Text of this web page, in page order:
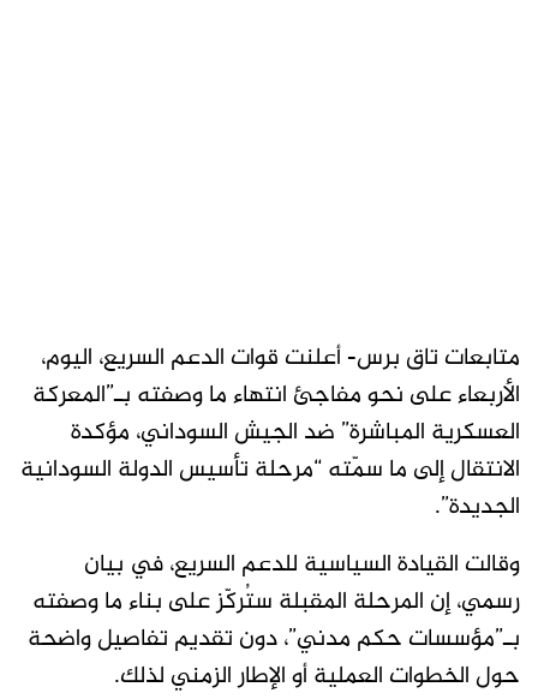
متابعات تاق برس- أعلنت قوات الدعم السريع، اليوم،
الأربعاء على نحو مفاجئ انتهاء ما وصفته بـ”المعركة
العسكرية المباشرة” ضد الجيش السوداني، مؤكدة
الانتقال إلى ما سمّته “مرحلة تأسيس الدولة السودانية
الجديدة”.
وقالت القيادة السياسية للدعم السريع، في بيان
رسمي، إن المرحلة المقبلة ستُركّز على بناء ما وصفته
بـ”مؤسسات حكم مدني”، دون تقديم تفاصيل واضحة
حول الخطوات العملية أو الإطار الزمني لذلك.